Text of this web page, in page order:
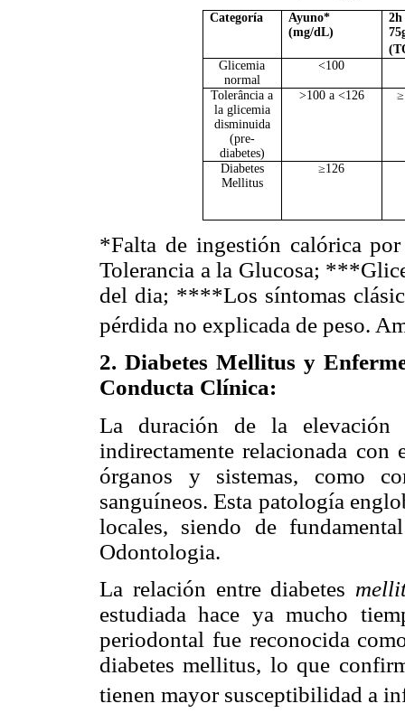
Categoría
Ayuno*
(mg/dL)
2h
Glicemia
normal
<100
Tolerância a
la glicemia
disminuida
(pre-
diabetes)
>100 a <126
Diabetes
Mellitus
≥126
*Falta de ingestión calórica
Tolerancia a la Glucosa;
del dia; ****Los síntomas
pérdida no explicada de peso.
2. Diabetes Mellitus y
Conducta Clínica:
La duración de la
indirectamente relacionada
órganos y sistemas, como
sanguíneos.Esta patología
locales, siendo de
Odontologia.
La relación entre diabetes
estudiada hace ya mucho
periodontal fue reconocida
diabetes mellitus, lo que
tienen mayor susceptibilidad a